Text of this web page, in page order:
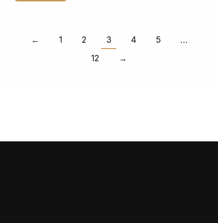
← 1 2 3 4 5
…
12
→